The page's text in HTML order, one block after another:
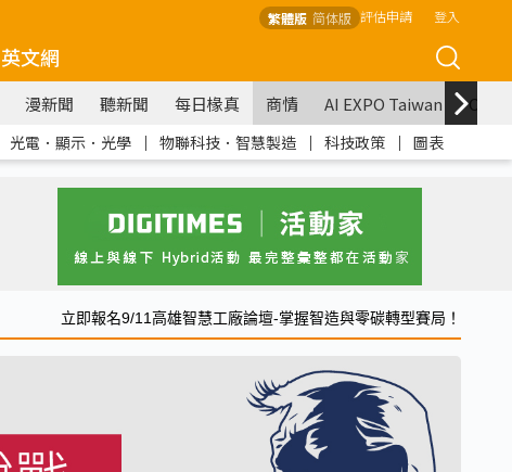
繁體版 简体版 評估申請 登入
英文網
漫新聞 聽新聞 每日椽真 商情 AI EXPO Taiwan
光電．顯示．光學 ｜ 物聯科技．智慧製造 ｜ 科技政策 ｜ 圖表
立即報名9/11高雄智慧工廠論壇-掌握智造與零碳轉型賽局！